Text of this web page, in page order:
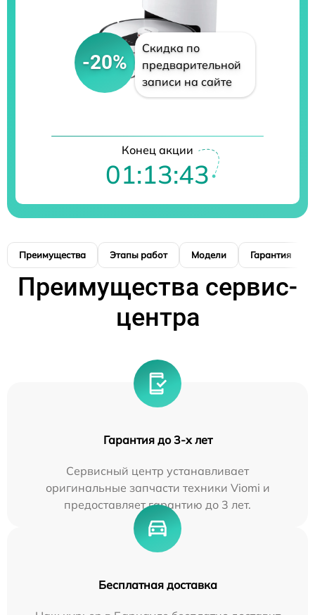
-20%
Скидка по
предварительной
записи на сайте
Конец акции
01:13:42
Преимущества Этапы работ Модели Гарантия
Преимущества сервис-
центра
Гарантия до 3-х лет
Сервисный центр устанавливает
оригинальные запчасти техники Viomi и
предоставляет гарантию до 3 лет.
Бесплатная доставка